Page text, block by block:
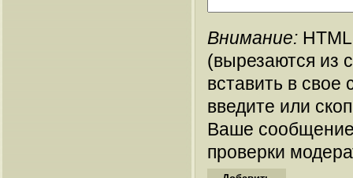
Внимание:
(вырезаются из
вставить в
введите или
Ваше
проверки